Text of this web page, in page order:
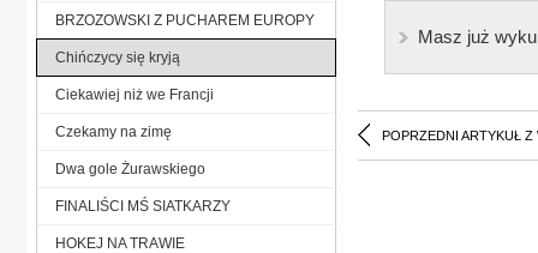
Masz już
POPRZEDNI ARTYKUŁ Z
BRZOZOWSKI Z PUCHAREM EUROPY
Chińczycy się kryją
Ciekawiej niż we Francji
Czekamy na zimę
Dwa gole Żurawskiego
FINALIŚCI MŚ SIATKARZY
HOKEJ NA TRAWIE